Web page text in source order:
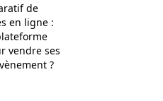
de
en ligne :
vendre ses
?